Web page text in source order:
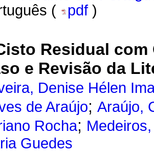
(
pdf )
Residual com
e Revisão da
Denise Hélen
de Araújo; Araújo,
Rocha;
Guedes